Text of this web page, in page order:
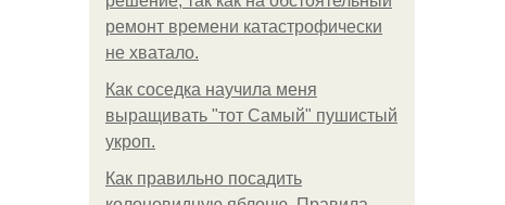
ремонт времени катастрофически
не хватало.
Как соседка научила меня
выращивать "тот Самый" пушистый
укроп.
Как правильно посадить